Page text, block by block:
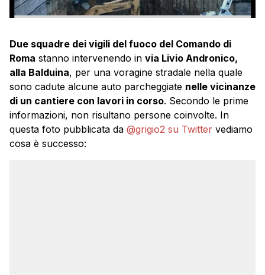
Due squadre dei vigili del fuoco del Comando di
Roma stanno intervenendo in via Livio Andronico,
alla Balduina, per una voragine stradale nella quale
sono cadute alcune auto parcheggiate nelle vicinanze
di un cantiere con lavori in corso. Secondo le prime
informazioni, non risultano persone coinvolte. In
questa foto pubblicata da @grigio2 su Twitter vediamo
cosa è successo: